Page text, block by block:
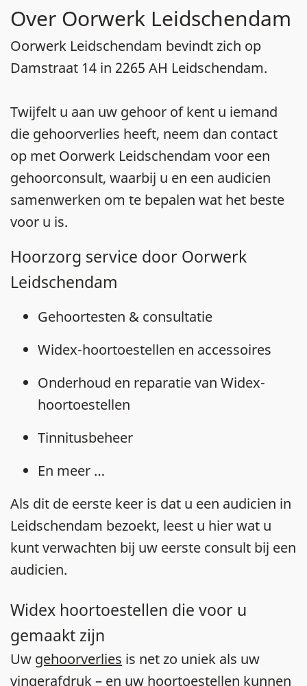
Over Oorwerk Leidschendam
Oorwerk Leidschendam bevindt zich op
Damstraat 14 in 2265 AH Leidschendam.
Twijfelt u aan uw gehoor of kent u iemand
die gehoorverlies heeft, neem dan contact
op met Oorwerk Leidschendam voor een
gehoorconsult, waarbij u en een audicien
samenwerken om te bepalen wat het beste
voor u is.
Hoorzorg service door Oorwerk
Leidschendam
Gehoortesten & consultatie
Widex-hoortoestellen en accessoires
Onderhoud en reparatie van Widex-
hoortoestellen
Tinnitusbeheer
En meer …
Als dit de eerste keer is dat u een audicien in
Leidschendam bezoekt, leest u hier wat u
kunt verwachten bij uw eerste consult bij een
audicien.
Widex hoortoestellen die voor u
gemaakt zijn
Uw gehoorverlies is net zo uniek als uw
vingerafdruk – en uw hoortoestellen kunnen